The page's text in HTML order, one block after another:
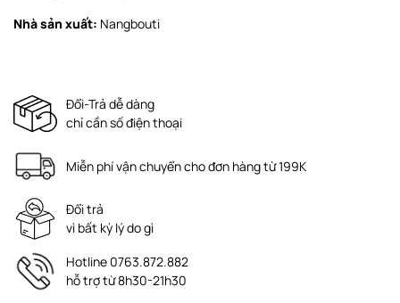
Nhà sản xuất: Nangbouti
Đổi-Trả dễ dàng
chỉ cần số điện thoại
Miễn phí vận chuyển cho đơn hàng từ 199K
Đổi trả
vì bất kỳ lý do gì
Hotline 0763.872.882
hỗ trợ từ 8h30-21h30